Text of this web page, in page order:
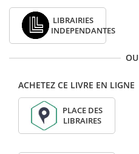
LIBRAIRIES
INDEPENDANTES
OU
ACHETEZ CE LIVRE EN LIGNE
PLACE DES
LIBRAIRES